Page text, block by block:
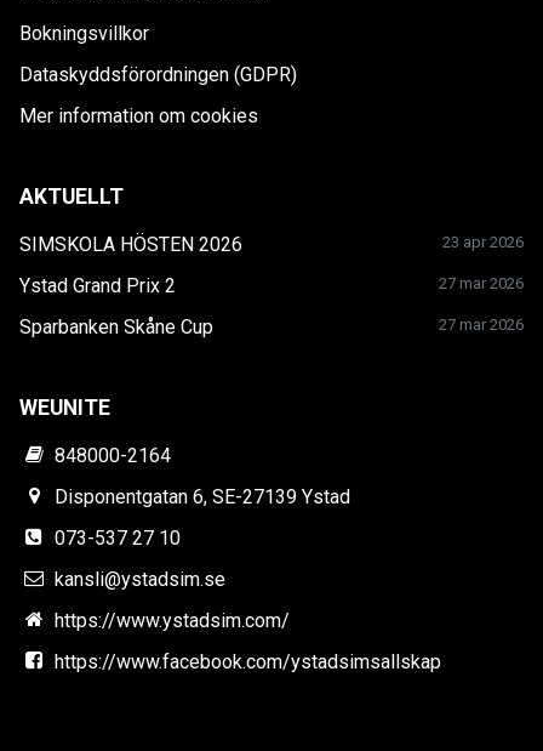
Bokningsvillkor
Dataskyddsförordningen (GDPR)
Mer information om cookies
AKTUELLT
SIMSKOLA HÖSTEN 2026 23 apr 2026
Ystad Grand Prix 2 27 mar 2026
Sparbanken Skåne Cup 27 mar 2026
WEUNITE
848000-2164
Disponentgatan 6, SE-27139 Ystad
073-537 27 10
kansli@ystadsim.se
https://www.ystadsim.com/
https://www.facebook.com/ystadsimsallskap